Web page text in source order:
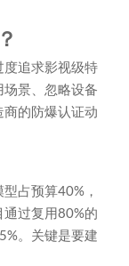
追求影视级特
景、忽略设备
的防爆认证动
占预算40%，
过复用80%的
。关键是要建